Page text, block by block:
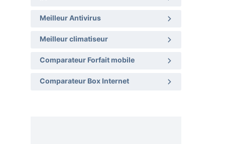
Meilleur Antivirus
Meilleur climatiseur
Comparateur Forfait mobile
Comparateur Box Internet